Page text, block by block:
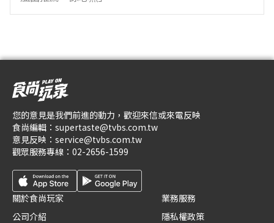
您的意見是我們前進的動力，歡迎來信或來電反映
食尚編輯： supertaste@tvbs.com.tw
意見反映： service@tvbs.com.tw
觀眾服務專線： 02-2656-1599
關於食尚玩家
公司介紹
業務服務
隱私權政策